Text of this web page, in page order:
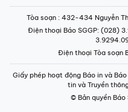
Tòa soạn : 432-434 Nguyễn
Điện thoại Báo SGGP: (028)
Điện thoại Tòa soạn
Giấy phép hoạt động Báo in và
tin và Truyền
© Bản quyền Báo